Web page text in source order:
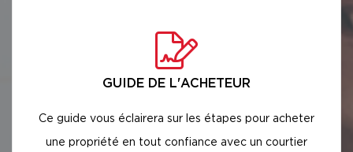
GUIDE DE L'ACHETEUR
Ce guide vous éclairera sur les étapes pour acheter
une propriété en tout confiance avec un courtier